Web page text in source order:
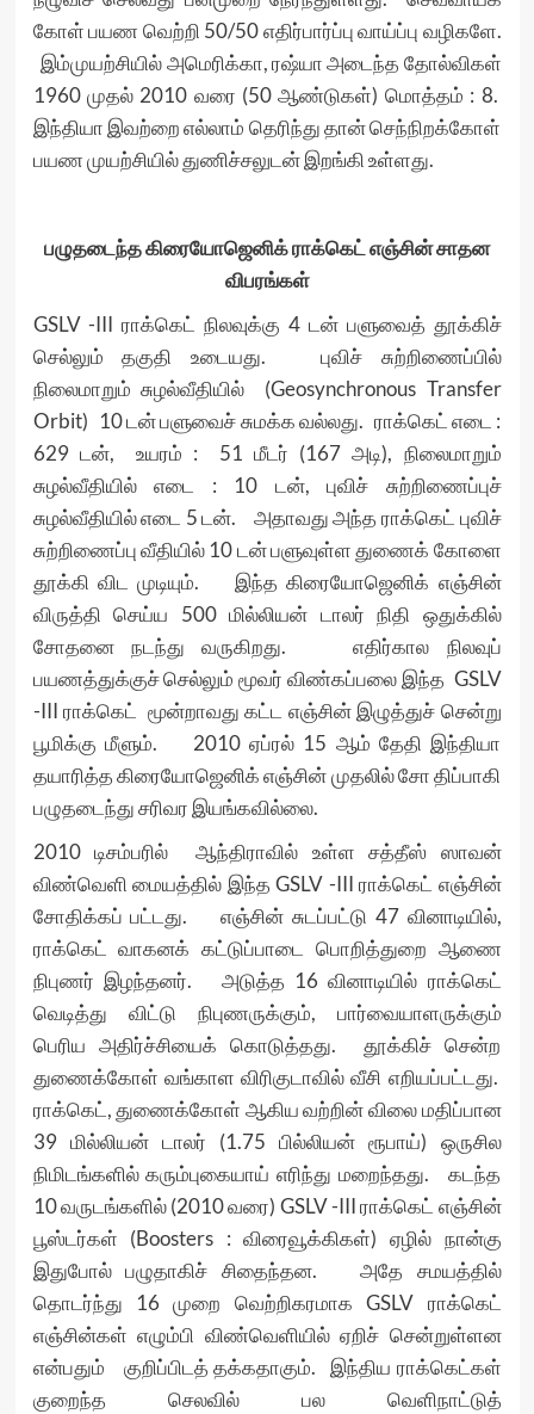
கோள் பயண வெற்றி 50/50 எதிர்பார்ப்பு வாய்ப்பு வழிகளே.
இம்முயற்சியில் அமெரிக்கா, ரஷ்யா அடைந்த தோல்விகள்
1960 முதல் 2010 வரை (50 ஆண்டுகள்) மொத்தம் : 8.
இந்தியா இவற்றை எல்லாம் தெரிந்து தான் செந்நிறக்கோள்
பயண முயற்சியில் துணிச்சலுடன் இறங்கி உள்ளது.
பழுதடைந்த கிரையோஜெனிக் ராக்கெட் எஞ்சின் சாதன
விபரங்கள்
GSLV -III ராக்கெட் நிலவுக்கு 4 டன் பளுவைத் தூக்கிச்
செல்லும் தகுதி உடையது. புவிச் சுற்றிணைப்பில்
நிலைமாறும் சுழல்வீதியில் (Geosynchronous Transfer
Orbit) 10 டன் பளுவைச் சுமக்க வல்லது. ராக்கெட் எடை :
629 டன், உயரம் : 51 மீடர் (167 அடி), நிலைமாறும்
சுழல்வீதியில் எடை : 10 டன், புவிச் சுற்றிணைப்புச்
சுழல்வீதியில் எடை 5 டன். அதாவது அந்த ராக்கெட் புவிச்
சுற்றிணைப்பு வீதியில் 10 டன் பளுவுள்ள துணைக் கோளை
தூக்கி விட முடியும். இந்த கிரையோஜெனிக் எஞ்சின்
விருத்தி செய்ய 500 மில்லியன் டாலர் நிதி ஒதுக்கில்
சோதனை நடந்து வருகிறது. எதிர்கால நிலவுப்
பயணத்துக்குச் செல்லும் மூவர் விண்கப்பலை இந்த GSLV
-III ராக்கெட் மூன்றாவது கட்ட எஞ்சின் இழுத்துச் சென்று
பூமிக்கு மீளும். 2010 ஏப்ரல் 15 ஆம் தேதி இந்தியா
தயாரித்த கிரையோஜெனிக் எஞ்சின் முதலில் சோ திப்பாகி
பழுதடைந்து சரிவர இயங்கவில்லை.
2010 டிசம்பரில் ஆந்திராவில் உள்ள சத்தீஸ் ஸாவன்
விண்வெளி மையத்தில் இந்த GSLV -III ராக்கெட் எஞ்சின்
சோதிக்கப் பட்டது. எஞ்சின் சுடப்பட்டு 47 வினாடியில்,
ராக்கெட் வாகனக் கட்டுப்பாடை பொறித்துறை ஆணை
நிபுணர் இழந்தனர். அடுத்த 16 வினாடியில் ராக்கெட்
வெடித்து விட்டு நிபுணருக்கும், பார்வையாளருக்கும்
பெரிய அதிர்ச்சியைக் கொடுத்தது. தூக்கிச் சென்ற
துணைக்கோள் வங்காள விரிகுடாவில் வீசி எறியப்பட்டது.
ராக்கெட், துணைக்கோள் ஆகிய வற்றின் விலை மதிப்பான
39 மில்லியன் டாலர் (1.75 பில்லியன் ரூபாய்) ஒருசில
நிமிடங்களில் கரும்புகையாய் எரிந்து மறைந்தது. கடந்த
10 வருடங்களில் (2010 வரை) GSLV -III ராக்கெட் எஞ்சின்
பூஸ்டர்கள் (Boosters : விரைவூக்கிகள்) ஏழில் நான்கு
இதுபோல் பழுதாகிச் சிதைந்தன. அதே சமயத்தில்
தொடர்ந்து 16 முறை வெற்றிகரமாக GSLV ராக்கெட்
எஞ்சின்கள் எழும்பி விண்வெளியில் ஏறிச் சென்றுள்ளன
என்பதும் குறிப்பிடத் தக்கதாகும். இந்திய ராக்கெட்கள்
குறைந்த செலவில் பல வெளிநாட்டுத்